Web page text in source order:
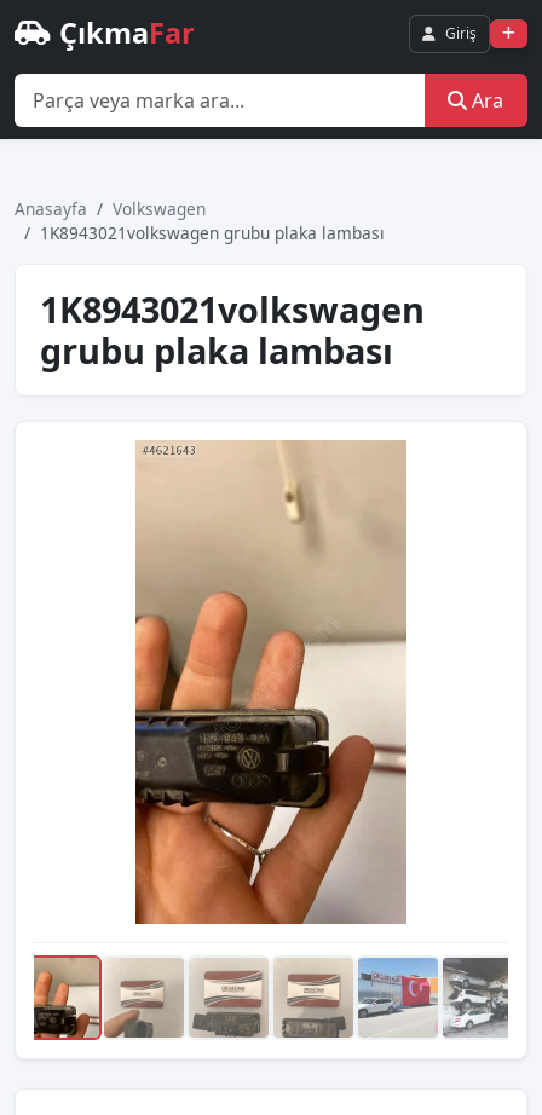
ÇıkmaFar Giriş
Ara
Anasayfa
Volkswagen
1K8943021volkswagen grubu plaka lambası
1K8943021volkswagen
grubu plaka lambası